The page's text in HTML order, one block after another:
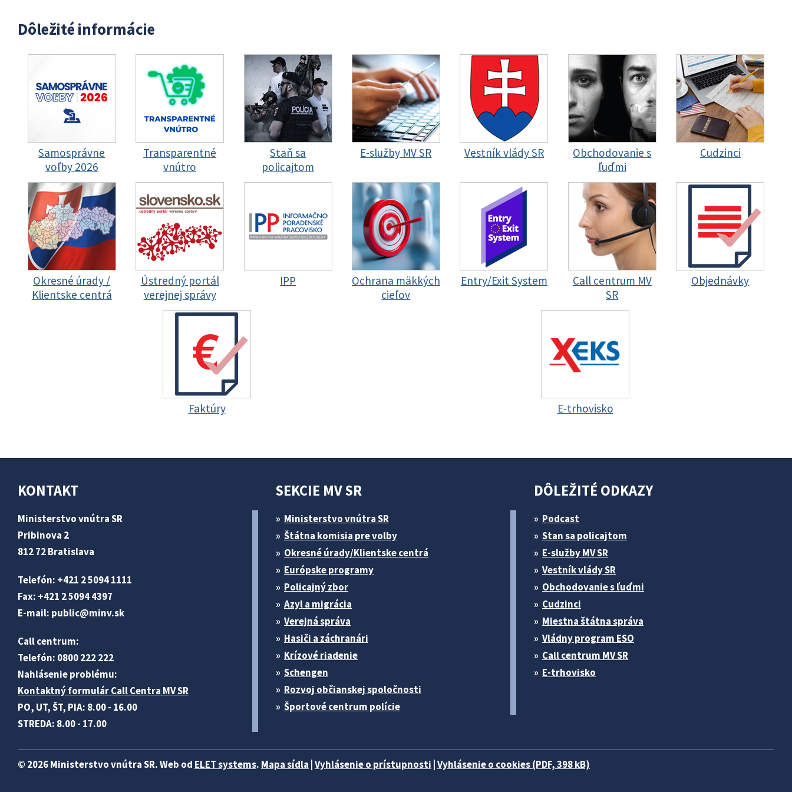
Dôležité informácie
Samosprávne
voľby 2026
Transparentné
vnútro
Staň sa
policajtom
E-služby MV SR Vestník vlády SR
Obchodovanie s
ľuďmi
Cudzinci
Okresné úrady /
Klientske centrá
Ústredný portál
verejnej správy
IPP
Ochrana mäkkých
cieľov
Entry/Exit System
Call centrum MV
SR
Objednávky
Faktúry E-trhovisko
KONTAKT
Ministerstvo vnútra SR
Pribinova 2
812 72 Bratislava
Telefón: +421 2 5094 1111
Fax: +421 2 5094 4397
E-mail: public@minv.sk
Call centrum:
Telefón: 0800 222 222
Nahlásenie problému:
Kontaktný formulár Call Centra MV SR
PO, UT, ŠT, PIA: 8.00 - 16.00
STREDA: 8.00 - 17.00
SEKCIE MV SR
Ministerstvo vnútra SR
Štátna komisia pre volby
Okresné úrady/Klientske centrá
Európske programy
Policajný zbor
Azyl a migrácia
Verejná správa
Hasiči a záchranári
Krízové riadenie
Schengen
Rozvoj občianskej spoločnosti
Športové centrum polície
DÔLEŽITÉ ODKAZY
Podcast
Stan sa policajtom
E-služby MV SR
Vestník vlády SR
Obchodovanie s ľuďmi
Cudzinci
Miestna štátna správa
Vládny program ESO
Call centrum MV SR
E-trhovisko
© 2026 Ministerstvo vnútra SR. Web od ELET systems. Mapa sídla Vyhlásenie o prístupnosti Vyhlásenie o cookies (PDF, 398 kB)